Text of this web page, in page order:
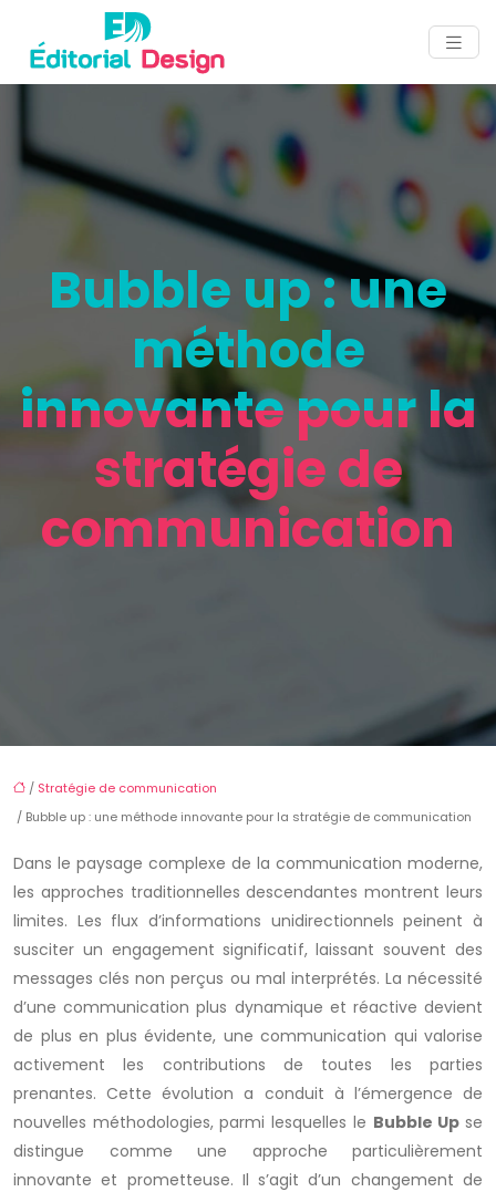
Bubble up : une
méthode
innovante pour la
stratégie de
communication
/ Stratégie de communication
/ Bubble up : une méthode innovante pour la stratégie de communication
Dans le paysage complexe de la communication moderne,
les approches traditionnelles descendantes montrent leurs
limites. Les flux d’informations unidirectionnels peinent à
susciter un engagement significatif, laissant souvent des
messages clés non perçus ou mal interprétés. La nécessité
d’une communication plus dynamique et réactive devient
de plus en plus évidente, une communication qui valorise
activement les contributions de toutes les parties
prenantes. Cette évolution a conduit à l’émergence de
nouvelles méthodologies, parmi lesquelles le Bubble Upse
distingue comme une approche particulièrement
innovante et prometteuse. Il s’agit d’un changement de